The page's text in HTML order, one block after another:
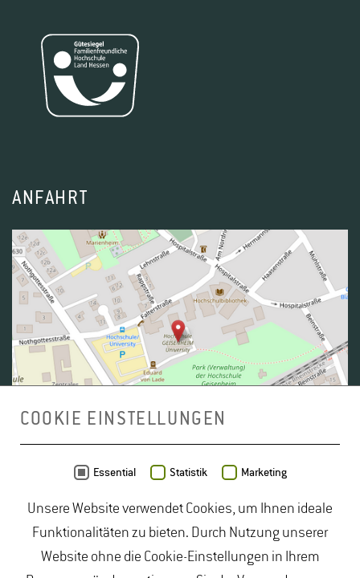
ANFAHRT
OpenStreetMap- Veröffentlicht unterODbL
duales Studium Gartenbau| Gartenbau Studium|
Lebensmittelrecht Studium|Lebensmittelsicherheit
COOKIE EINSTELLUNGEN
Essential Statistik Marketing
Unsere Website verwendet Cookies, um Ihnen ideale
Funktionalitäten zu bieten. Durch Nutzung unserer
Website ohne die Cookie-Einstellungen in Ihrem